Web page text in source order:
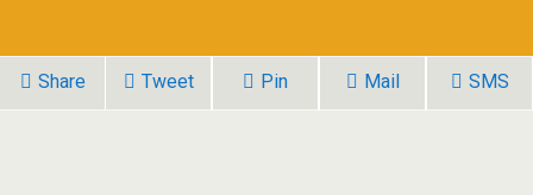
Share Tweet Pin Mail SMS